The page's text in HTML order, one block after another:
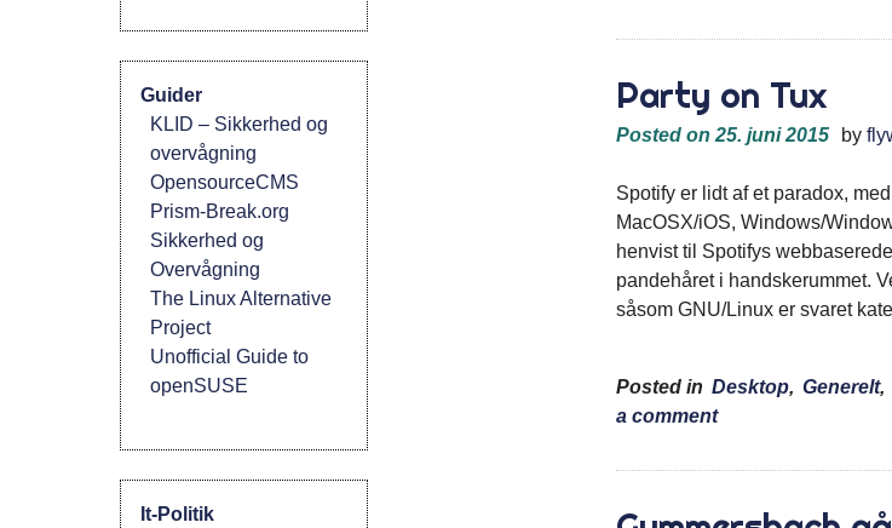
Party on Tux
Posted on 25. juni 2015 by
Spotify er lidt af et paradox,
MacOSX/iOS, Windows/
henvist til Spotifys
pandehåret i handskerummet.
såsom GNU/Linux er svaret
Posted in Desktop, Generelt,
a comment
Guider
KLID – Sikkerhed og
overvågning
OpensourceCMS
Prism-Break.org
Sikkerhed og
Overvågning
The Linux Alternative
Project
Unofficial Guide to
openSUSE
It-Politik